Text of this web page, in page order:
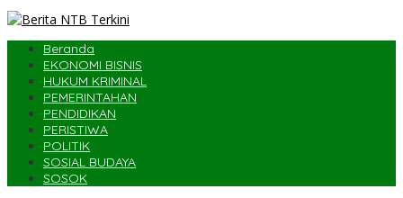
Beranda
EKONOMI BISNIS
HUKUM KRIMINAL
PEMERINTAHAN
PENDIDIKAN
PERISTIWA
POLITIK
SOSIAL BUDAYA
SOSOK